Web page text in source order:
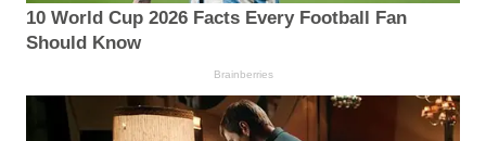
10 World Cup 2026 Facts Every Football Fan
Should Know
Brainberries